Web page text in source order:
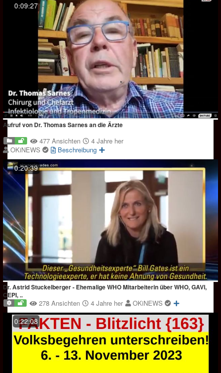
0:09:27
Aufruf von Dr. Thomas Sarnes an die Ärzte
477 Ansichten
4 Jahre her
OKiNEWS
Beschreibung
0:20:39
Dr. Astrid Stuckelberger - Ehemalige WHO Mitarbeiterin über WHO, GAVI,
CEPI, ..
278 Ansichten 4 Jahre her
OKiNEWS
0:22:08